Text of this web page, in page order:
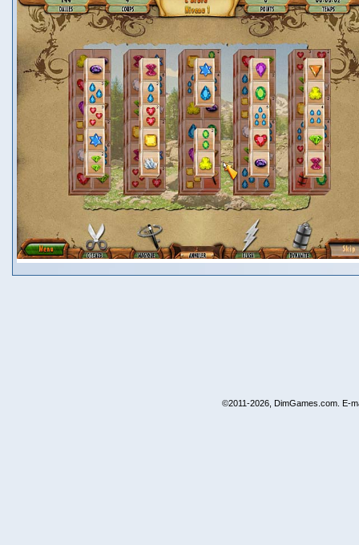
©2011-2026, DimGames.com. E-